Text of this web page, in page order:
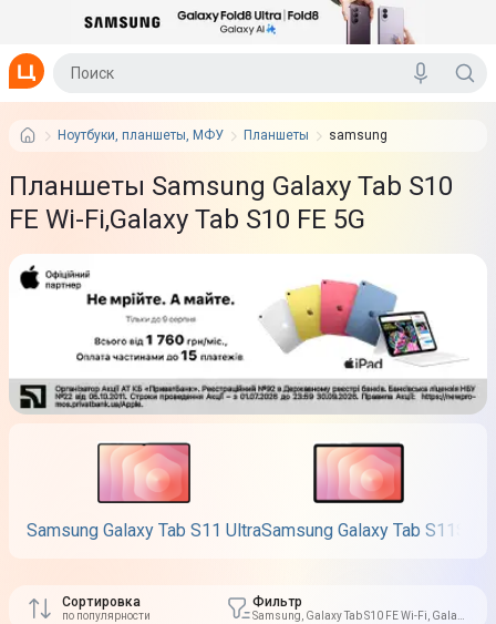
Ноутбуки, планшеты, МФУ Планшеты samsung
Планшеты Samsung Galaxy Tab S10
FE Wi-Fi,Galaxy Tab S10 FE 5G
Samsung Galaxy Tab S11 UltraSamsung Galaxy Tab S11
Сортировка
по популярности
Фильтр
Samsung, Galaxy Tab S10 FE Wi-Fi, Galaxy